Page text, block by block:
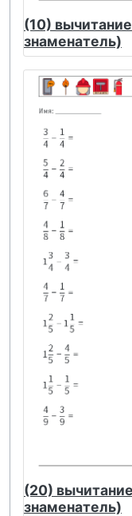
(10)
знаменатель)
(20)
знаменатель)